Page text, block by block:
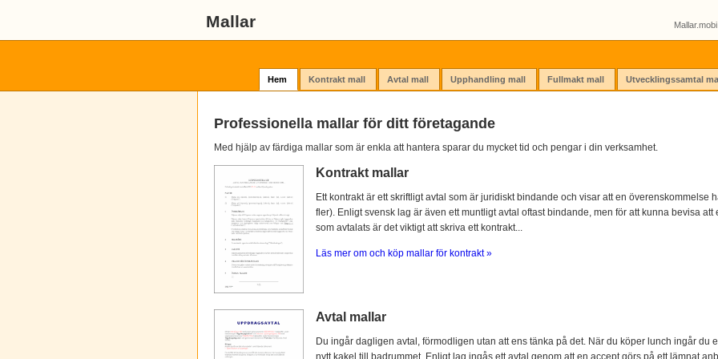
Mallar
Hem Kontrakt mall Avtal mall Upphandling mall Fullmakt mall Utvecklingssamtal
Professionella mallar för ditt företagande
Med hjälp av färdiga mallar som är enkla att hantera sparar du mycket tid och pengar i din verksamhet.
Kontrakt mallar
Ett kontrakt är ett skriftligt avtal som är juridiskt bindande och visar att en överenskommelse
fler). Enligt svensk lag är även ett muntligt avtal oftast bindande, men för att kunna bevisa
som avtalats är det viktigt att skriva ett kontrakt...
Läs mer om och köp mallar för kontrakt »
Avtal mallar
Du ingår dagligen avtal, förmodligen utan att ens tänka på det. När du köper lunch ingår du